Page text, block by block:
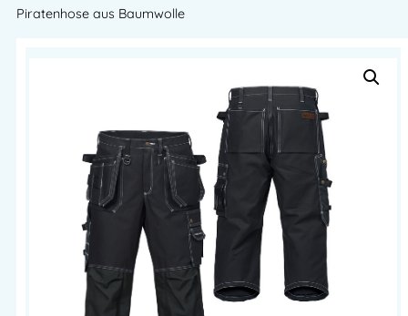
Piratenhose aus Baumwolle